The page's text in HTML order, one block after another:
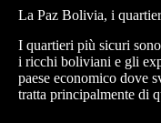
La Paz Bolivia, i
I quartieri più sicuri
i ricchi boliviani e gli
paese economico dove
tratta principalmente di